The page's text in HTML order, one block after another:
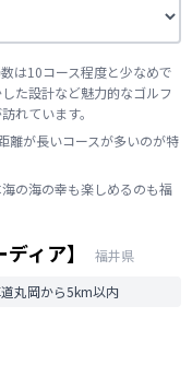
は10コース程度と少なめで
た設計など魅力的なゴルフ
れています。
離が長いコースが多いのが特
の海の幸も楽しめるのも福
ィア】
福井県
丸岡から5km以内